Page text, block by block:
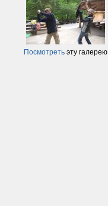
Посмотреть эту галерею